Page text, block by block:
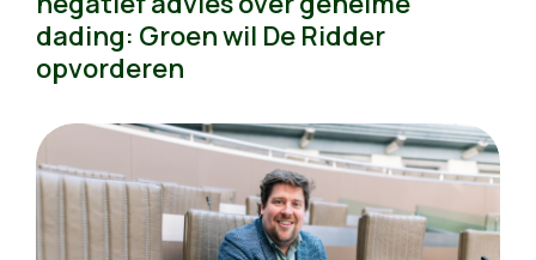
dading: Groen wil De Ridder
opvorderen